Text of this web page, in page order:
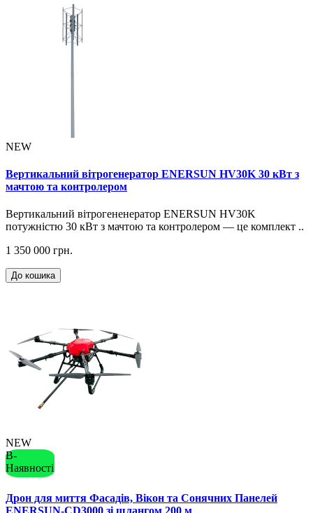
NEW
Вертикальний вітрогенератор ENERSUN HV30K 30 кВт з
мачтою та контролером
Вертикальний вітрогененератор ENERSUN HV30K
потужністю 30 кВт з мачтою та контролером — це комплект ..
1 350 000 грн.
До кошика
NEW
В-
Наявності
Дрон для миття Фасадів, Вікон та Сонячних Панелей